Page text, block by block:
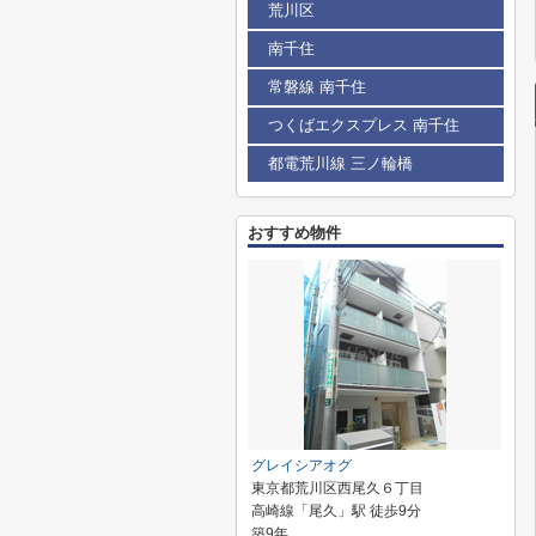
荒川区
南千住
常磐線 南千住
つくばエクスプレス 南千住
都電荒川線 三ノ輪橋
おすすめ物件
グレイシアオグ
東京都荒川区西尾久６丁目
高崎線「尾久」駅 徒歩9分